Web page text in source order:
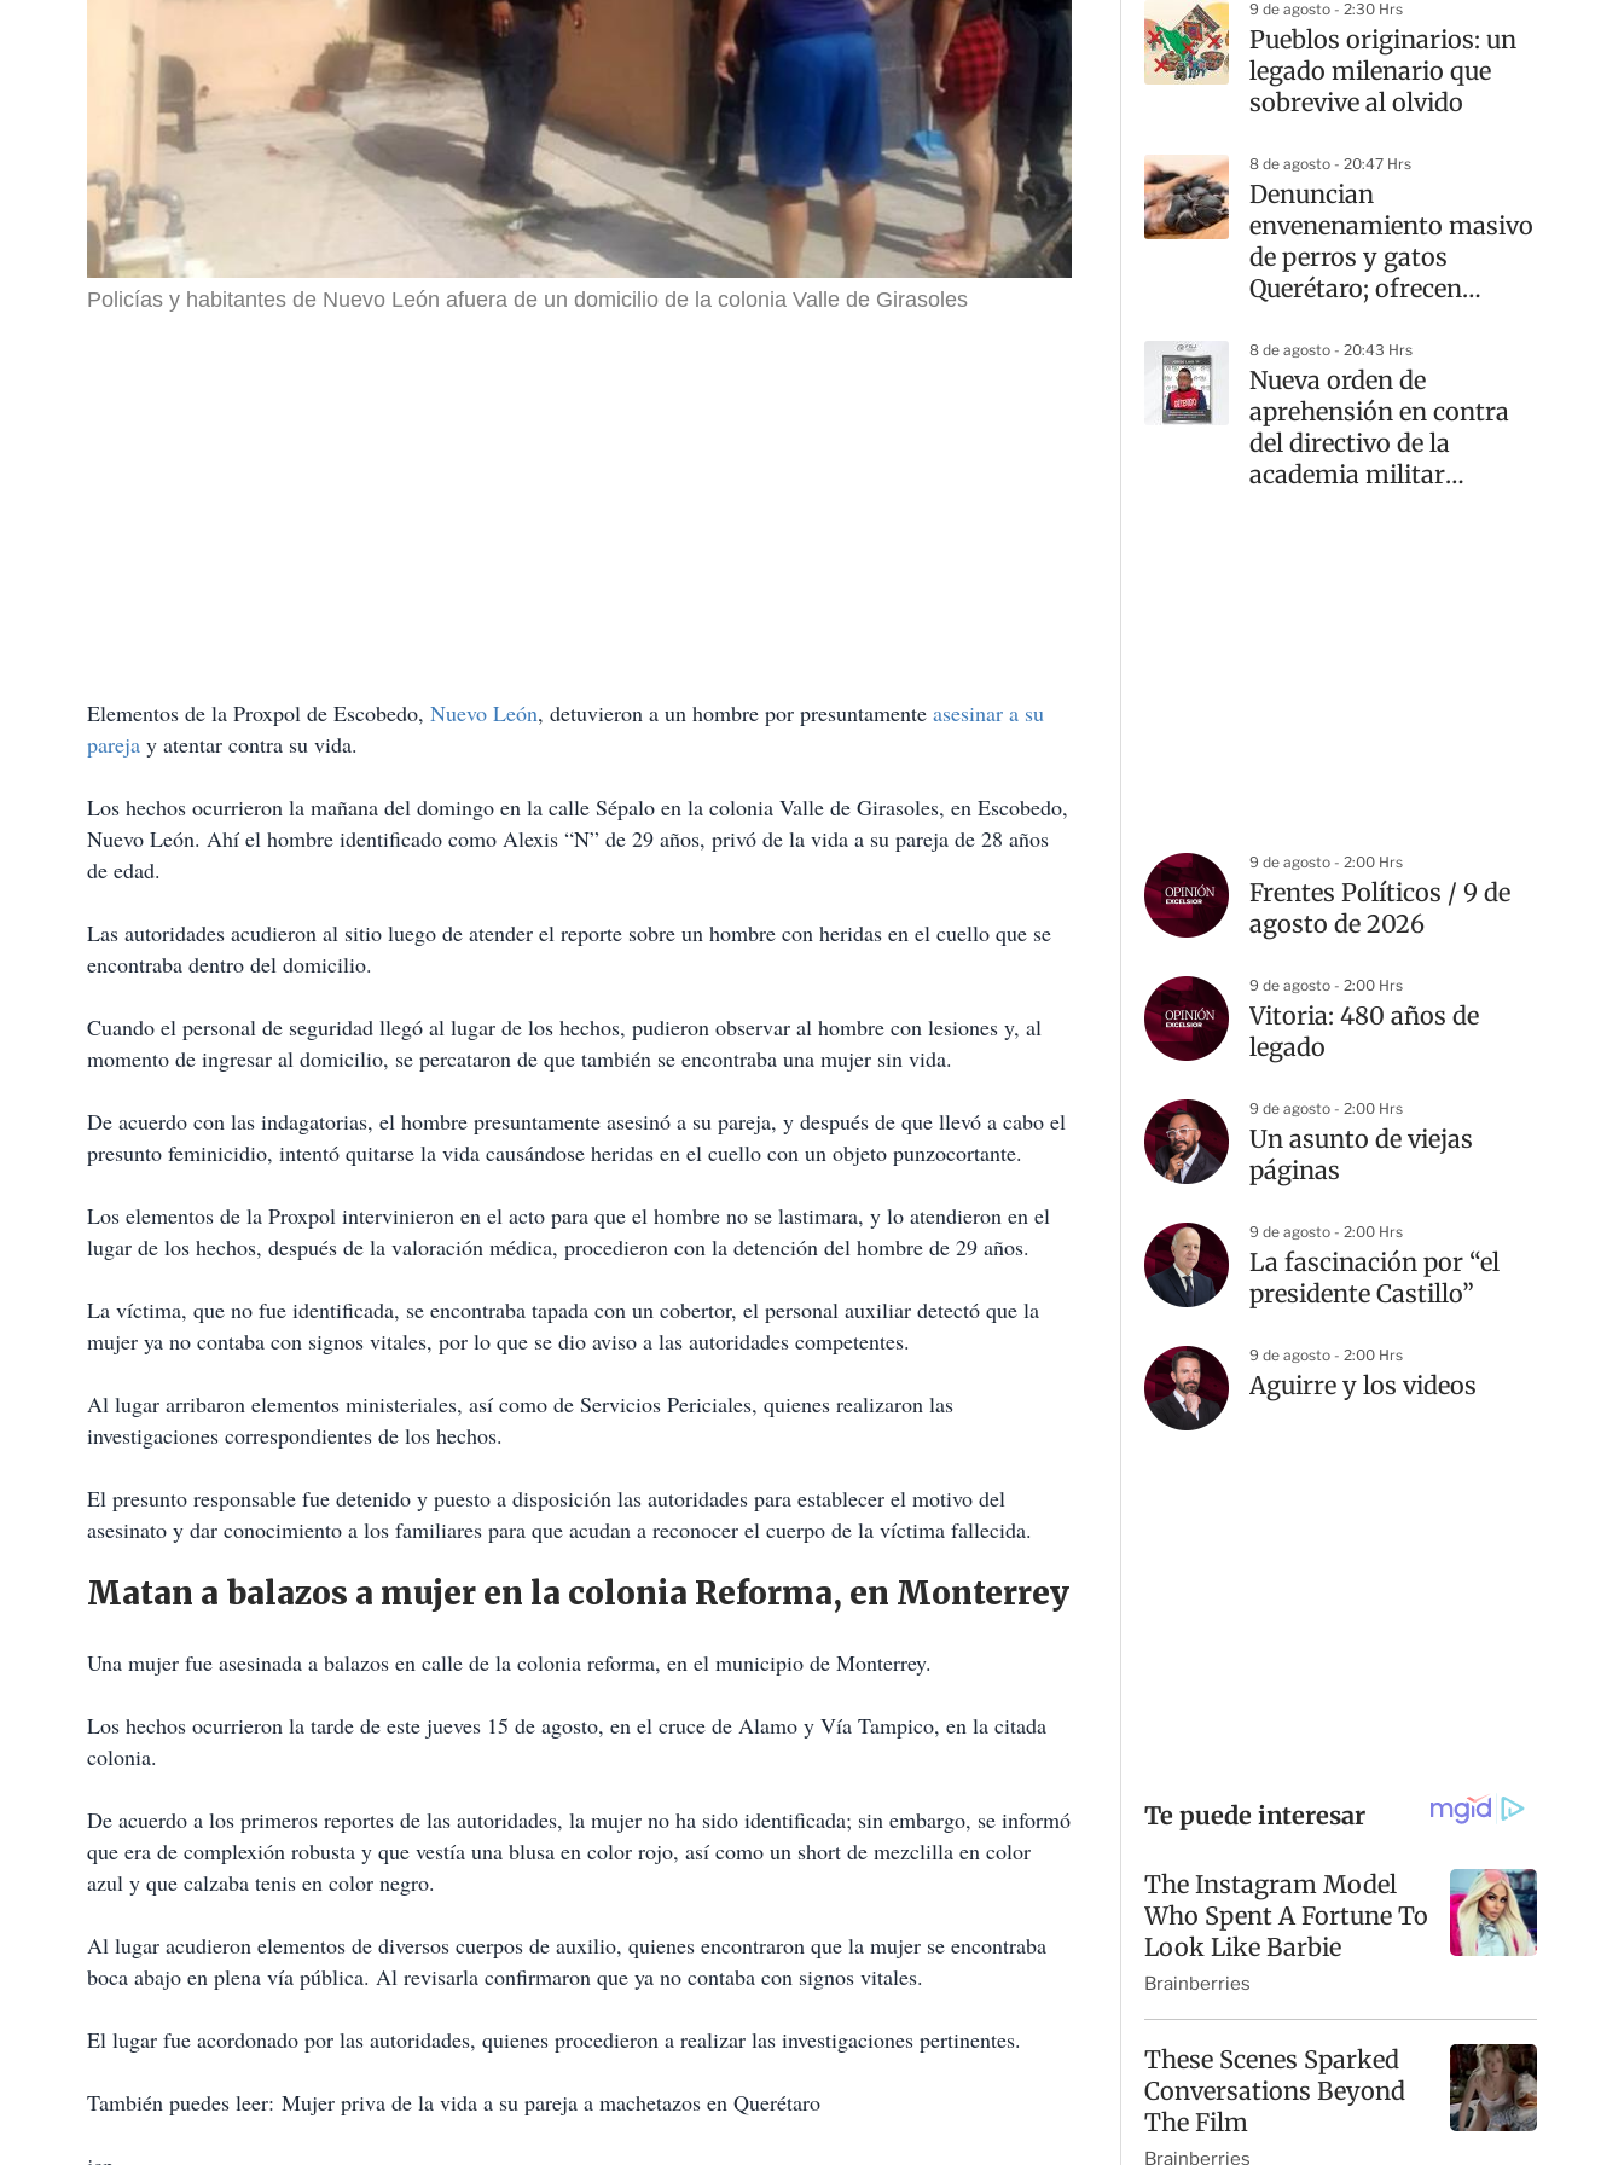
Policías y habitantes de Nuevo León afuera de un domicilio de la colonia Valle de Girasoles
Elementos de la Proxpol de Escobedo, Nuevo León, detuvieron a un hombre por presuntamente asesinar a su
pareja y atentar contra su vida.
Los hechos ocurrieron la mañana del domingo en la calle Sépalo en la colonia Valle de Girasoles, en Escobedo,
Nuevo León. Ahí el hombre identificado como Alexis “N” de 29 años, privó de la vida a su pareja de 28 años
de edad.
Las autoridades acudieron al sitio luego de atender el reporte sobre un hombre con heridas en el cuello que se
encontraba dentro del domicilio.
Cuando el personal de seguridad llegó al lugar de los hechos, pudieron observar al hombre con lesiones y, al
momento de ingresar al domicilio, se percataron de que también se encontraba una mujer sin vida.
De acuerdo con las indagatorias, el hombre presuntamente asesinó a su pareja, y después de que llevó a cabo el
presunto feminicidio, intentó quitarse la vida causándose heridas en el cuello con un objeto punzocortante.
Los elementos de la Proxpol intervinieron en el acto para que el hombre no se lastimara, y lo atendieron en el
lugar de los hechos, después de la valoración médica, procedieron con la detención del hombre de 29 años.
La víctima, que no fue identificada, se encontraba tapada con un cobertor, el personal auxiliar detectó que la
mujer ya no contaba con signos vitales, por lo que se dio aviso a las autoridades competentes.
Al lugar arribaron elementos ministeriales, así como de Servicios Periciales, quienes realizaron las
investigaciones correspondientes de los hechos.
El presunto responsable fue detenido y puesto a disposición las autoridades para establecer el motivo del
asesinato y dar conocimiento a los familiares para que acudan a reconocer el cuerpo de la víctima fallecida.
Matan a balazos a mujer en la colonia Reforma, en Monterrey
Una mujer fue asesinada a balazos en calle de la colonia reforma, en el municipio de Monterrey.
Los hechos ocurrieron la tarde de este jueves 15 de agosto, en el cruce de Alamo y Vía Tampico, en la citada
colonia.
De acuerdo a los primeros reportes de las autoridades, la mujer no ha sido identificada; sin embargo, se informó
que era de complexión robusta y que vestía una blusa en color rojo, así como un short de mezclilla en color
azul y que calzaba tenis en color negro.
Al lugar acudieron elementos de diversos cuerpos de auxilio, quienes encontraron que la mujer se encontraba
boca abajo en plena vía pública. Al revisarla confirmaron que ya no contaba con signos vitales.
El lugar fue acordonado por las autoridades, quienes procedieron a realizar las investigaciones pertinentes.
También puedes leer: Mujer priva de la vida a su pareja a machetazos en Querétaro
9 de agosto - 2:30 Hrs
Pueblos originarios: un
legado milenario que
sobrevive al olvido
8 de agosto - 20:47 Hrs
Denuncian
envenenamiento masivo
de perros y gatos
Querétaro; ofrecen
responsable
8 de agosto - 20:43 Hrs
Nueva orden de
aprehensión en contra
del directivo de la
academia militar
9 de agosto - 2:00 Hrs
Frentes Políticos / 9 de
agosto de 2026
9 de agosto - 2:00 Hrs
Vitoria: 480 años de
legado
9 de agosto - 2:00 Hrs
Un asunto de viejas
páginas
9 de agosto - 2:00 Hrs
La fascinación por “el
presidente Castillo”
9 de agosto - 2:00 Hrs
Aguirre y los videos